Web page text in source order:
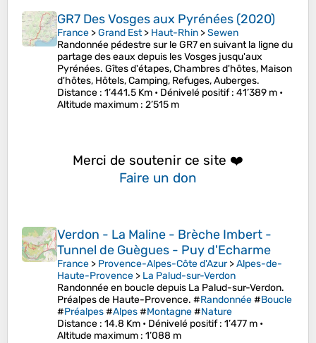
GR7 Des Vosges aux Pyrénées (2020)
France >Grand Est> Haut-Rhin >Sewen
Randonnée pédestre sur le GR7 en suivant la ligne du
partage des eaux depuis les Vosges jusqu'aux
Pyrénées. Gîtes d'étapes, Chambres d'hôtes, Maison
d'hôtes, Hôtels, Camping, Refuges, Auberges.
Distance : 1’441.5 Km • Dénivelé positif: 41’389 m •
Altitude maximum : 2’515 m
Merci de soutenir ce site ❤️
Faire un don
Verdon - La Maline - Brèche Imbert -
Tunnel de Guègues - Puy d'Echarme
France > Provence-Alpes-Côte d'Azur>Alpes-de-
Haute-Provence > La Palud-sur-Verdon
Randonnée en boucle depuis La Palud-sur-Verdon.
Préalpes de Haute-Provence. #Randonnée#Boucle
#Préalpes#Alpes#Montagne#Nature
Distance : 14.8 Km • Dénivelé positif: 1’477 m •
Altitude maximum : 1’088 m